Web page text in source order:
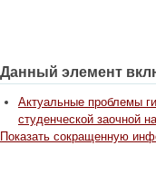
Данный элемент
Актуальные проблемы
студенческой заочной
Показать сокращенную